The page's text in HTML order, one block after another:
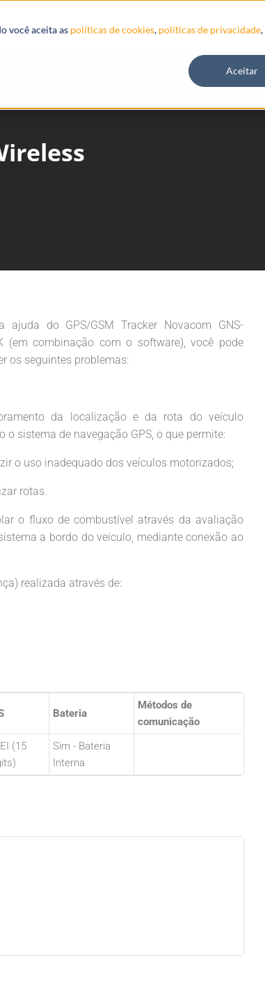
você aceita as políticas de cookies, políticas de privacidade,
Aceitar
ajuda do GPS/GSM Tracker Novacom GNS-
(em combinação com o software), você pode
os seguintes problemas:
da localização e da rota do veículo
o sistema de navegação GPS, o que permite:
o uso inadequado dos veículos motorizados;
rotas.
o fluxo de combustível através da avaliação
a bordo do veículo, mediante conexão ao
realizada através de:
Bateria
Métodos de
comunicação
(15
Sim - Bateria
Interna